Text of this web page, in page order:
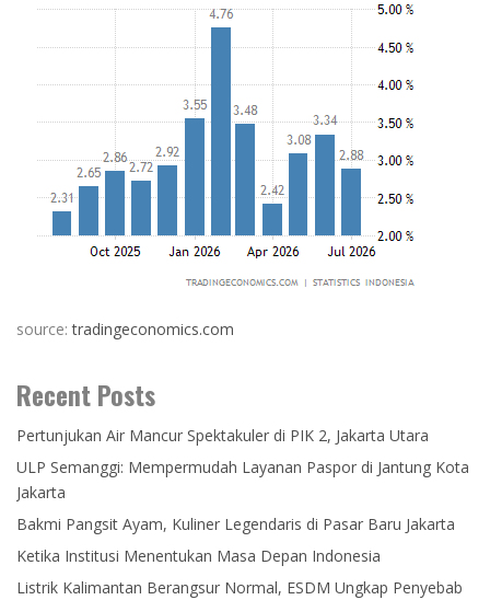
source:tradingeconomics.com
Recent Posts
Pertunjukan Air Mancur Spektakuler di PIK 2, Jakarta Utara
ULP Semanggi: Mempermudah Layanan Paspor di Jantung Kota
Jakarta
Bakmi Pangsit Ayam, Kuliner Legendaris di Pasar Baru Jakarta
Ketika Institusi Menentukan Masa Depan Indonesia
Listrik Kalimantan Berangsur Normal, ESDM Ungkap Penyebab